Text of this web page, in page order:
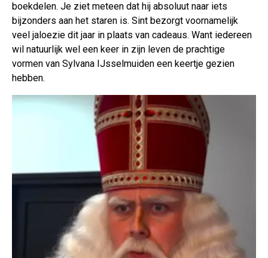
boekdelen. Je ziet meteen dat hij absoluut naar iets
bijzonders aan het staren is. Sint bezorgt voornamelijk
veel jaloezie dit jaar in plaats van cadeaus. Want iedereen
wil natuurlijk wel een keer in zijn leven de prachtige
vormen van Sylvana IJsselmuiden een keertje gezien
hebben.